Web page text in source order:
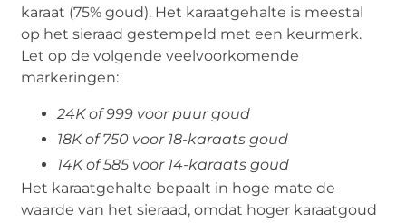
karaat (75% goud). Het karaatgehalte is meestal
op het sieraad gestempeld met een keurmerk.
Let op de volgende veelvoorkomende
markeringen:
24K of 999 voor puur goud
18K of 750 voor 18-karaats goud
14K of 585 voor 14-karaats goud
Het karaatgehalte bepaalt in hoge mate de
waarde van het sieraad, omdat hoger karaatgoud